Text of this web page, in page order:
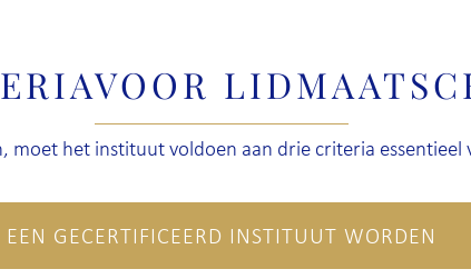
moet het instituut voldoen aan drie criteria
EEN GECERTIFICEERD INSTITUUT WORDEN